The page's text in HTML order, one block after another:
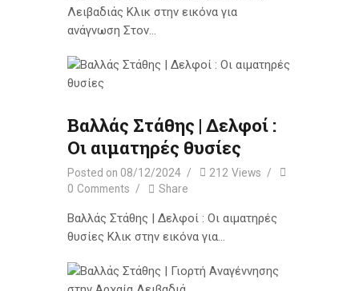
Λειβαδιάς Κλικ στην εικόνα για
ανάγνωση Στον…
Βαλλάς Στάθης | Δελφοί :
Οι αιματηρές θυσίες
Posted on 08/12/2024 212 Views
0 Comments Share
Βαλλάς Στάθης | Δελφοί : Οι αιματηρές
θυσίες Κλικ στην εικόνα για…